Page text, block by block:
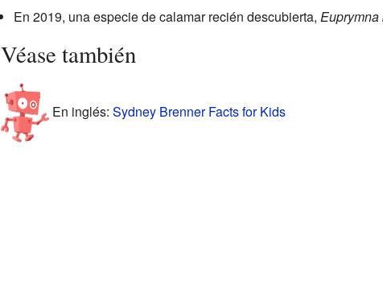
En 2019, una especie de calamar recién descubierta, Euprymna
Véase también
En inglés: Sydney Brenner Facts for Kids